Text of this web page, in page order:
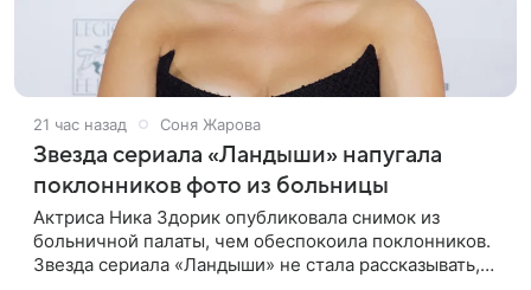
21 час назад Соня Жарова
Звезда сериала «Ландыши» напугала
поклонников фото из больницы
Актриса Ника Здорик опубликовала снимок из
больничной палаты, чем обеспокоила поклонников.
Звезда сериала «Ландыши» не стала рассказывать,